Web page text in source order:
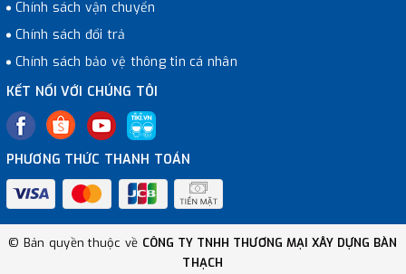
Chính sách vận chuyển
Chính sách đổi trả
Chính sách bảo vệ thông tin cá nhân
KẾT NỐI VỚI CHÚNG TÔI
PHƯƠNG THỨC THANH TOÁN
© Bản quyền thuộc về CÔNG TY TNHH THƯƠNG MẠI XÂY DỰNG BÀN
THẠCH